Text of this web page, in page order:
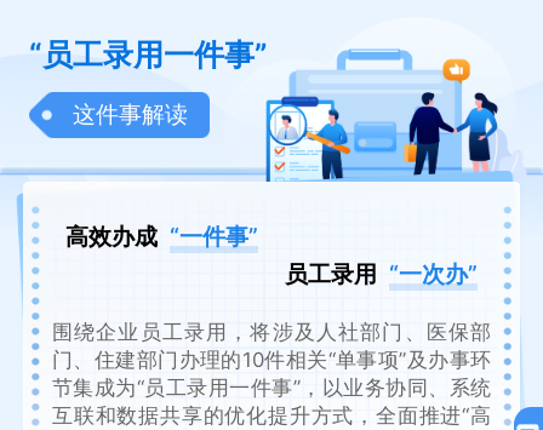
“员工录用一件事”
这件事解读
高效办成 “一件事”
员工录用 “一次办”
围绕企业员工录用，将涉及人社部门、医保部
门、住建部门办理的10件相关“单事项”及办事环
节集成为“员工录用一件事”，以业务协同、系统
互联和数据共享的优化提升方式，全面推进“高